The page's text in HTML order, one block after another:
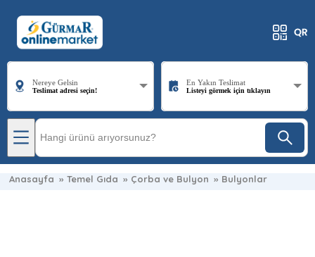
Nereye Gelsin
Teslimat adresi seçin!
En Yakın Teslimat
Listeyi görmek için tıklayın
Anasayfa » Temel Gıda » Çorba ve Bulyon » Bulyonlar